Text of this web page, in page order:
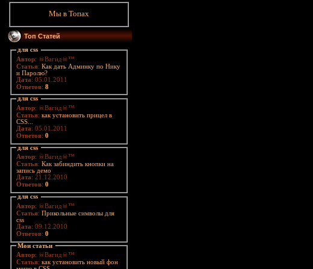
Мы в Топах
Топ Статей
для css
Автор: ☠Вагид☠™
Статья: Как дать Админку по Нику
и Паролю?
Дата: 05.01.2011
Ответов: 8
для css
Автор: ☠Вагид☠™
Статья: как установить прицел в
CSS...
Дата: 05.01.2011
Ответов: 0
для css
Автор: ☠Вагид☠™
Статья: Как забиндить кнопки на
запись демо
Дата: 21.12.2010
Ответов: 0
для css
Автор: ☠Вагид☠™
Статья: Прикольные символы для
css
Дата: 09.12.2010
Ответов: 0
Мои статьи
Автор: ☠Вагид☠™
Статья: как установить новый фон